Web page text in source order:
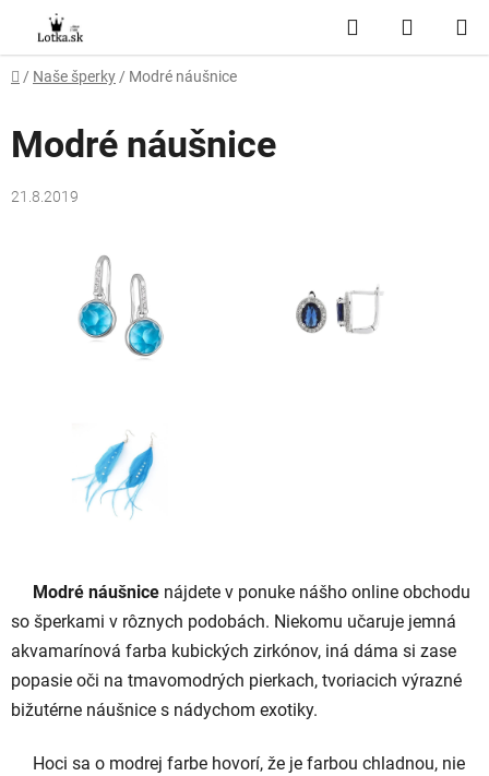
obsah
Hľadať
KOŠÍK
Domov
/ Naše šperky / Modré náušnice
Modré náušnice
21.8.2019
Modré náušnice nájdete v ponuke nášho online obchodu
so šperkami v rôznych podobách. Niekomu učaruje jemná
akvamarínová farba kubických zirkónov, iná dáma si zase
popasie oči na tmavomodrých pierkach, tvoriacich výrazné
bižutérne náušnice s nádychom exotiky.
Hoci sa o modrej farbe hovorí, že je farbou chladnou, nie